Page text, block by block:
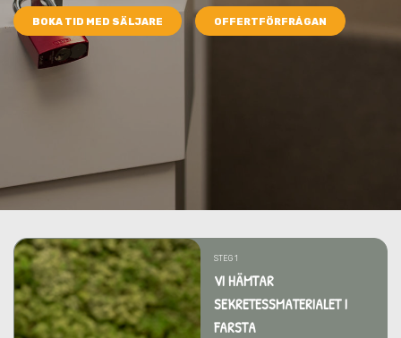
BOKA TID MED SÄLJARE OFFERTFÖRFRÅGAN
STEG 1
VI HÄMTAR
SEKRETESSMATERIALET I
FARSTA